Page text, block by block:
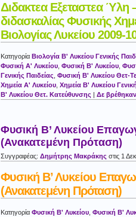
Διδακτεα Εξεταστεα Ύλη
διδασκαλίας Φυσικής
Βιολογίας Λυκείου 2009-
Κατηγορία Βιολογία Β' Λυκείου Γενικής
Φυσική Α' Λυκείου Φυσική Β' Λυκείου
Γενικής Παιδείας Φυσική Β' Λυκείου Θετ-
Χημεία Α' Λυκείου Χημεία Β' Λυκείου
Β' Λυκείου Θετ. Κατεύθυνσης | Δε
Φυσική Β’ Λυκείου
(Ανακατεμένη Πρόταση)
Συγγραφέας: Δημήτρης Μακράκης στις 1
Φυσική Β’ Λυκείου
(Ανακατεμένη Πρόταση)
Κατηγορία Φυσική Β' Λυκείου Φυσική Β'